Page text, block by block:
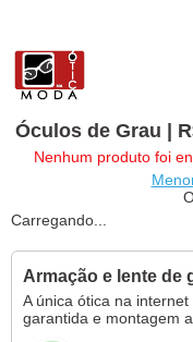
Óculos de Grau |
Nenhum produto foi
Carregando...
Armação e lente de
A única ótica na
garantida e montagem